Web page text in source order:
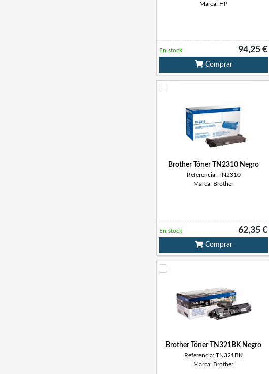
Marca: HP
94,25 €
En stock
Comprar
Brother Tóner TN2310 Negro
Referencia: TN2310
Marca: Brother
62,35 €
En stock
Comprar
Brother Tóner TN321BK Negro
Referencia: TN321BK
Marca: Brother